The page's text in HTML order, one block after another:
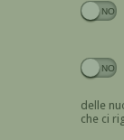
delle
che ci